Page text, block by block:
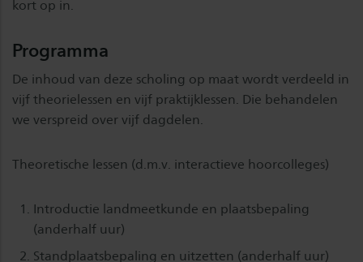
kort op in.
Programma
De inhoud van deze scholing op maat wordt verdeeld in
vijf theorielessen en vijf praktijklessen. Die behandelen
we verspreid over vijf dagdelen.
Theoretische lessen (d.m.v. interactieve hoorcolleges)
Introductie landmeetkunde en plaatsbepaling
(anderhalf uur)
Standplaatsbepaling en uitzetten (anderhalf uur)